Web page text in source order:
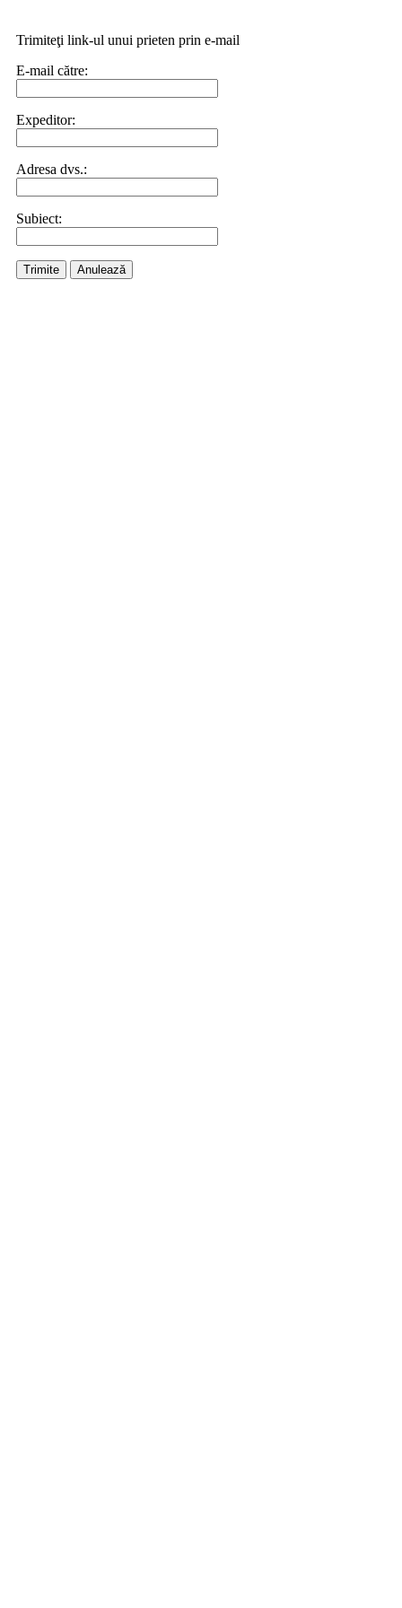
Trimiteţi link-ul unui prieten prin e-mail
E-mail către:
Expeditor:
Adresa dvs.:
Subiect:
Trimite Anulează